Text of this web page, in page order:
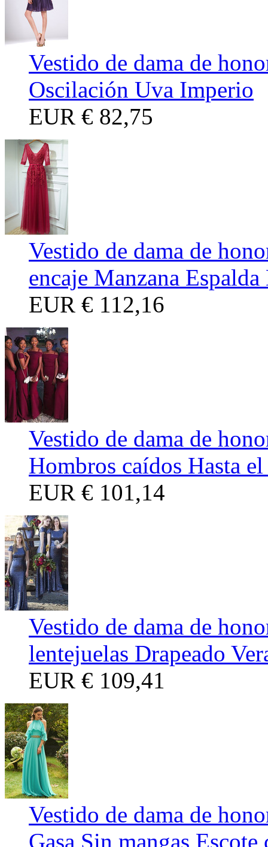
Vestido de dama de
Oscilación Uva Imperio
EUR € 82,75
Vestido de dama de
encaje Manzana
EUR € 112,16
Vestido de dama de
Hombros caídos Hasta
EUR € 101,14
Vestido de dama de
lentejuelas Drapeado
EUR € 109,41
Vestido de dama de
Gasa Sin mangas